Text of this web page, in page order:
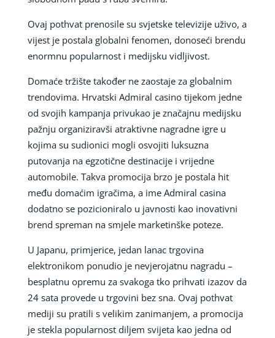
Ovaj pothvat prenosile su svjetske televizije uživo, a
vijest je postala globalni fenomen, donoseći brendu
enormnu popularnost i medijsku vidljivost.
Domaće tržište također ne zaostaje za globalnim
trendovima. Hrvatski Admiral casino tijekom jedne
od svojih kampanja privukao je značajnu medijsku
pažnju organiziravši atraktivne nagradne igre u
kojima su sudionici mogli osvojiti luksuzna
putovanja na egzotične destinacije i vrijedne
automobile. Takva promocija brzo je postala hit
među domaćim igračima, a ime Admiral casina
dodatno se pozicioniralo u javnosti kao inovativni
brend spreman na smjele marketinške poteze.
U Japanu, primjerice, jedan lanac trgovina
elektronikom ponudio je nevjerojatnu nagradu –
besplatnu opremu za svakoga tko prihvati izazov da
24 sata provede u trgovini bez sna. Ovaj pothvat
mediji su pratili s velikim zanimanjem, a promocija
je stekla popularnost diljem svijeta kao jedna od